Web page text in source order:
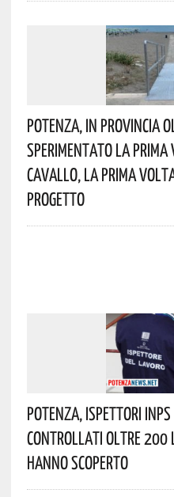
Potenza, In Provincia
Sperimentato La
Cavallo, La Prima
Progetto
Potenza, Ispettori
Controllati Oltre 200
Hanno Scoperto